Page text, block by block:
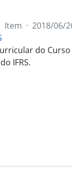
Item · 2018/06/
do
IFRS.